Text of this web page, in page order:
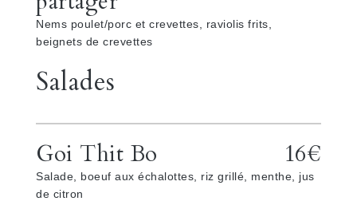
Nems poulet/porc et crevettes, raviolis frits,
beignets de crevettes
Salades
Goi Thit Bo 16€
Salade, boeuf aux échalottes, riz grillé, menthe, jus
de citron